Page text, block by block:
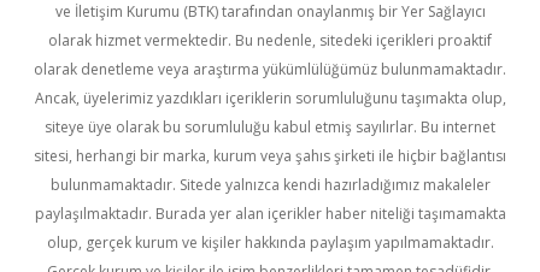
ve İletişim Kurumu (BTK) tarafından onaylanmış bir Yer Sağlayıcı
olarak hizmet vermektedir. Bu nedenle, sitedeki içerikleri proaktif
olarak denetleme veya araştırma yükümlülüğümüz bulunmamaktadır.
Ancak, üyelerimiz yazdıkları içeriklerin sorumluluğunu taşımakta olup,
siteye üye olarak bu sorumluluğu kabul etmiş sayılırlar. Bu internet
sitesi, herhangi bir marka, kurum veya şahıs şirketi ile hiçbir bağlantısı
bulunmamaktadır. Sitede yalnızca kendi hazırladığımız makaleler
paylaşılmaktadır. Burada yer alan içerikler haber niteliği taşımamakta
olup, gerçek kurum ve kişiler hakkında paylaşım yapılmamaktadır.